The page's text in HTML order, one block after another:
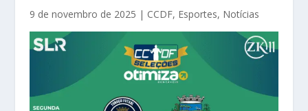
9 de novembro de 2025 | CCDF, Esportes, Notícias